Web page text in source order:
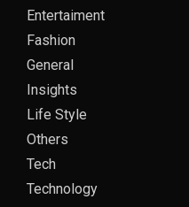
Entertaiment
Fashion
General
Insights
Life Style
Others
Tech
Technology